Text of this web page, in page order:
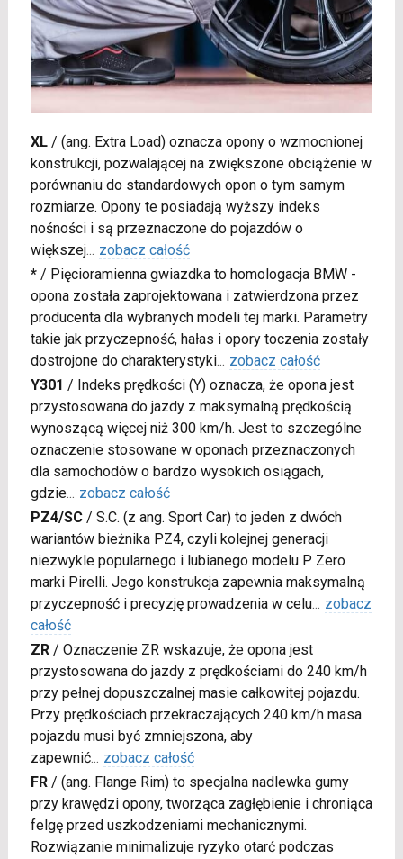
XL/ (ang. Extra Load) oznacza opony o wzmocnionej
konstrukcji, pozwalającej na zwiększone obciążenie w
porównaniu do standardowych opon o tym samym
rozmiarze. Opony te posiadają wyższy indeks
nośności i są przeznaczone do pojazdów o
większej... zobacz całość
*/ Pięcioramienna gwiazdka to homologacja BMW -
opona została zaprojektowana i zatwierdzona przez
producenta dla wybranych modeli tej marki. Parametry
takie jak przyczepność, hałas i opory toczenia zostały
dostrojone do charakterystyki... zobacz całość
Y301 / Indeks prędkości (Y) oznacza, że opona jest
przystosowana do jazdy z maksymalną prędkością
wynoszącą więcej niż 300 km/h. Jest to szczególne
oznaczenie stosowane w oponach przeznaczonych
dla samochodów o bardzo wysokich osiągach,
gdzie... zobacz całość
PZ4/SC/ S.C. (z ang. Sport Car) to jeden z dwóch
wariantów bieżnika PZ4, czyli kolejnej generacji
niezwykle popularnego i lubianego modelu P Zero
marki Pirelli. Jego konstrukcja zapewnia maksymalną
przyczepność i precyzję prowadzenia w celu... zobacz
całość
ZR/ Oznaczenie ZR wskazuje, że opona jest
przystosowana do jazdy z prędkościami do 240 km/h
przy pełnej dopuszczalnej masie całkowitej pojazdu.
Przy prędkościach przekraczających 240 km/h masa
pojazdu musi być zmniejszona, aby
zapewnić... zobacz całość
FR/ (ang. Flange Rim) to specjalna nadlewka gumy
przy krawędzi opony, tworząca zagłębienie i chroniąca
felgę przed uszkodzeniami mechanicznymi.
Rozwiązanie minimalizuje ryzyko otarć podczas